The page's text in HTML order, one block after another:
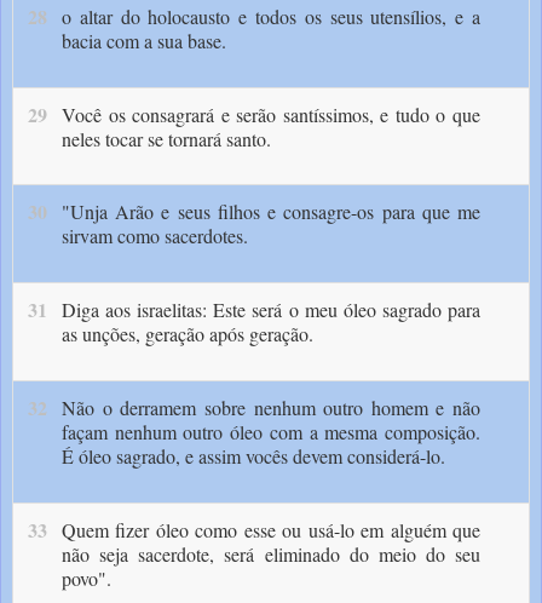
28
o altar do holocausto e todos os seus utensílios, e a
bacia com a sua base.
29 Vo­cê os consagrará e serão santíssimos, e tudo o que
neles tocar se tornará santo.
30
"Unja Arão e seus filhos e consagre-os para que me
sirvam como sacerdotes.
31
Diga aos israelitas: Este será o meu óleo sagrado para
as unções, geração após geração.
32
Não o derra­mem sobre nenhum outro homem e não
façam nenhum outro óleo com a mesma composição.
É óleo sagrado, e assim vocês devem considerá-lo.
33
Quem fizer óleo como esse ou usá-lo em alguém que
não seja sacerdote, será eliminado do meio do seu
povo".